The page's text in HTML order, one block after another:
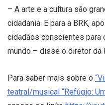
– A arte e a cultura são
cidadania. E para a BRK,
cidadãos conscientes para
mundo – disse o diretor da
Para saber mais sobre o
teatral/musical “Refúgio: